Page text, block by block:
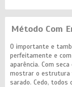
Método Com
O importante e
perfeitamente e
aparência. Com
mostrar o estrutura
sarado. Cedo, todos